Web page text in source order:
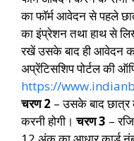
का फॉर्म आवेदन से पहले
का इंप्रेशन तथा हाथ से
रखें उसके बाद ही आवेदन
अप्रेंटिसशिप पोर्टल की
https://
चरण 2 – उसके बाद छात्र
करनी होगी। चरण 3 –